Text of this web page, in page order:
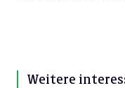
Weitere